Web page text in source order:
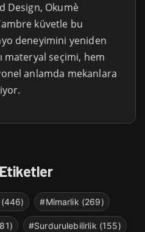
Design, Okumè
küvetle bu
deneyimini yeniden
materyal seçimi, hem
anlamda mekanlara
#Mimarlik (269)
#Surdurulebilirlik (155)